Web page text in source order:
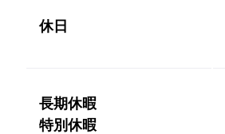
休日
長期休暇
特別休暇